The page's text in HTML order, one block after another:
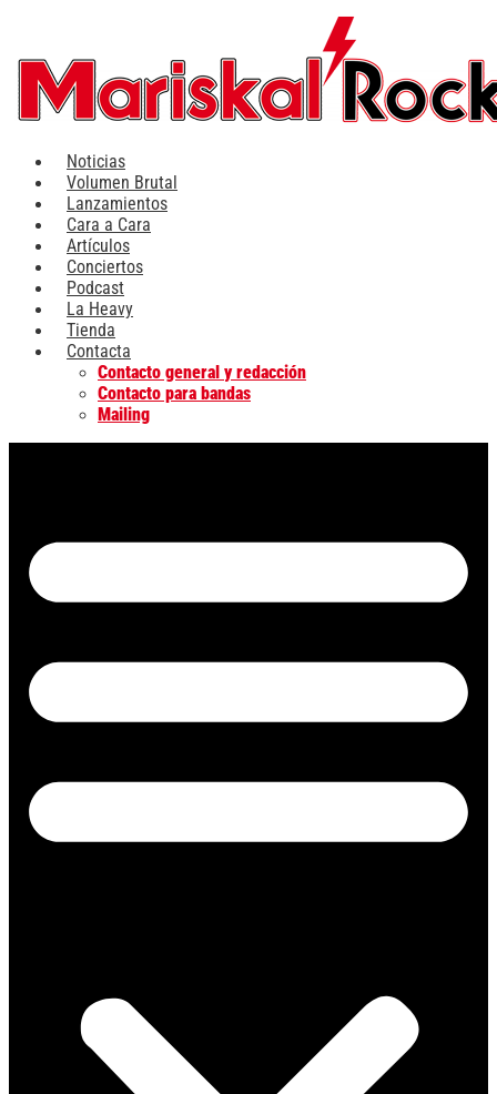
contenido
Noticias
Volumen Brutal
Lanzamientos
Cara a Cara
Artículos
Conciertos
Podcast
La Heavy
Tienda
Contacta
Contacto general y redacción
Contacto para bandas
Mailing